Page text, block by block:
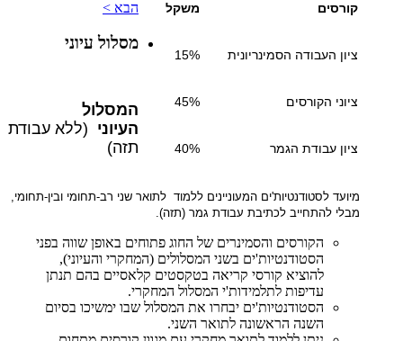
קורסים משקל
ציון העבודה הסמינריונית 15%
ציוני הקורסים 45%
ציון עבודת הגמר 40%
הבא >
מסלול עיוני
המסלול
העיוני (ללא עבודת
תזה)
מיועד לסטודנטיות'ים המעוניינים ללמוד לתואר שני רב-תחומי ובין-תחומי,
מבלי להתחייב לכתיבת עבודת גמר (תזה)
הקורסים והסמינרים של החוג פתוחים באופן שווה בפני
הסטודנטיות'ים בשני המסלולים (המחקרי והעיוני),
להוציא קורסי קריאה בטקסטים קלאסיים בהם תנתן
עדיפות לתלמידות'י המסלול המחקרי.
הסטודנטיות'ים יבחרו את המסלול שבו ימשיכו בסיום
השנה הראשונה לתואר השני.